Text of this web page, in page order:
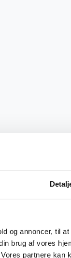
og annoncer, til
brug af vores
partnere
hvor
der
økonomi,
En god